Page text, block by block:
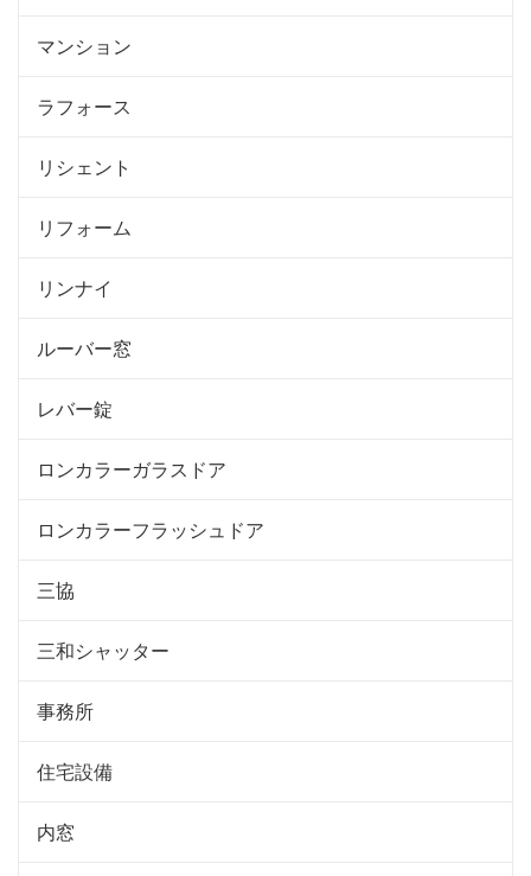
マンション
ラフォース
リシェント
リフォーム
リンナイ
ルーバー窓
レバー錠
ロンカラーガラスドア
ロンカラーフラッシュドア
三協
三和シャッター
事務所
住宅設備
内窓